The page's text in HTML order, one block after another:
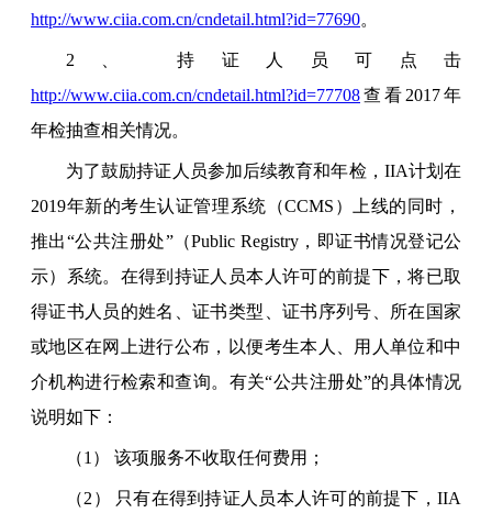
http://www.ciia.com.cn/cndetail.html?id=77690。
2、 持证人员可点击
http://www.ciia.com.cn/cndetail.html?id=77708查看2017年
年检抽查相关情况。
为了鼓励持证人员参加后续教育和年检，IIA计划在
2019年新的考生认证管理系统（CCMS）上线的同时，
推出“公共注册处”（Public Registry，即证书情况登记公
示）系统。在得到持证人员本人许可的前提下，将已取
得证书人员的姓名、证书类型、证书序列号、所在国家
或地区在网上进行公布，以便考生本人、用人单位和中
介机构进行检索和查询。有关“公共注册处”的具体情况
说明如下：
（1） 该项服务不收取任何费用；
（2） 只有在得到持证人员本人许可的前提下，IIA